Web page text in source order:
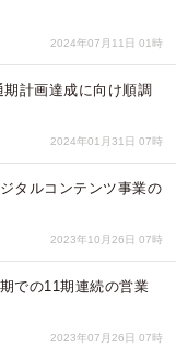
2024年07月11日 01時
計画達成に向け順調
2024年01月31日 07時
タルコンテンツ事業の
2023年10月26日 07時
での11期連続の営業
2023年07月26日 07時